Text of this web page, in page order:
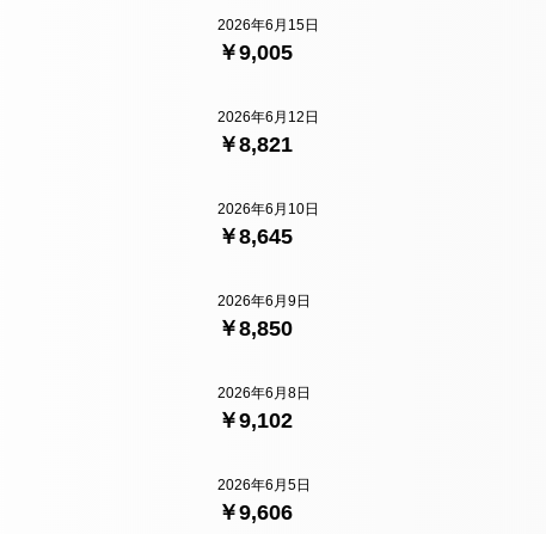
￥9,005
2026年6月15日
￥8,821
2026年6月12日
￥8,645
2026年6月10日
￥8,850
2026年6月9日
￥9,102
2026年6月8日
￥9,606
2026年6月5日